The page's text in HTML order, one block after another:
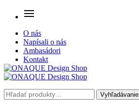
O nás
Napísali o nás
Ambasádori
Kontakt
Hľadať: Vyhľadávanie